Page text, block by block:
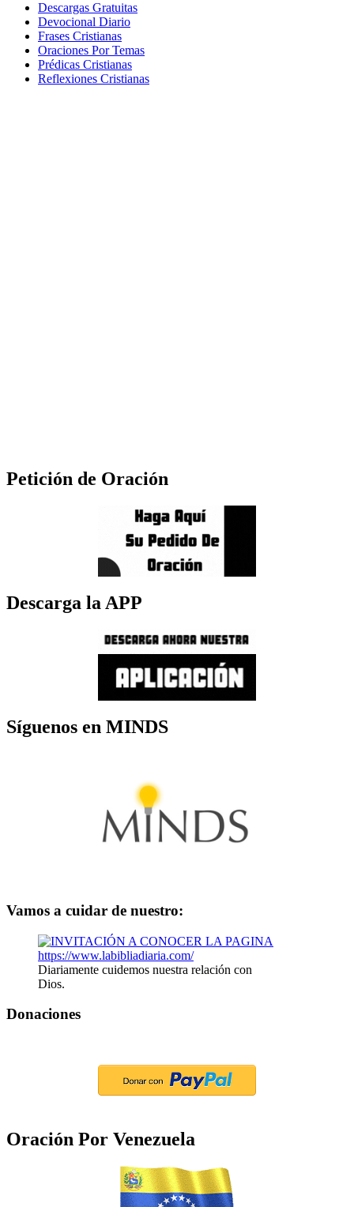
Descargas Gratuitas
Devocional Diario
Frases Cristianas
Oraciones Por Temas
Prédicas Cristianas
Reflexiones Cristianas
Petición de Oración
Descarga la APP
Síguenos en MINDS
Vamos a cuidar de nuestro:
Diariamente cuidemos nuestra relación con
Dios.
Donaciones
Oración Por Venezuela